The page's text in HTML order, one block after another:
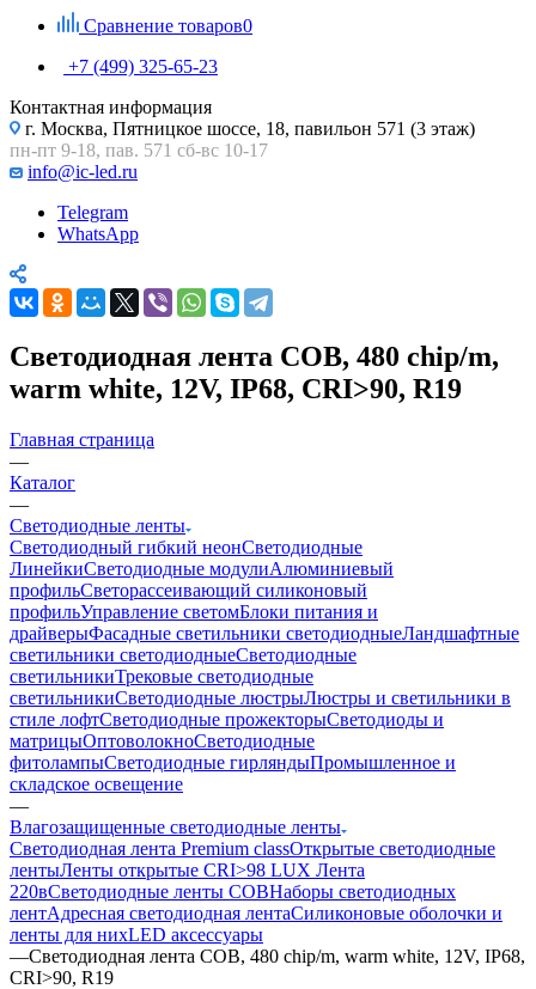
Сравнение товаров0
+7 (499) 325-65-23
Контактная информация
г. Москва, Пятницкое шоссе, 18, павильон 571 (3 этаж)
пн-пт 9-18, пав. 571 сб-вс 10-17
info@ic-led.ru
Telegram
WhatsApp
Светодиодная лента COB, 480 chip/m,
warm white, 12V, IP68, CRI>90, R19
Главная страница
—
Каталог
—
Светодиодные ленты
Светодиодный гибкий неонСветодиодные
ЛинейкиСветодиодные модулиАлюминиевый
профильСветорассеивающий силиконовый
профильУправление светомБлоки питания и
драйверыФасадные светильники светодиодныеЛандшафтные
светильники светодиодныеСветодиодные
светильникиТрековые светодиодные
светильникиСветодиодные люстрыЛюстры и светильники в
стиле лофтСветодиодные прожекторыСветодиоды и
матрицыОптоволокноСветодиодные
фитолампыСветодиодные гирляндыПромышленное и
складское освещение
—
Влагозащищенные светодиодные ленты
Светодиодная лента Premium classОткрытые светодиодные
лентыЛенты открытые CRI>98 LUX Лента
220вСветодиодные ленты COBНаборы светодиодных
лентАдресная светодиодная лентаСиликоновые оболочки и
ленты для нихLED аксессуары
—Светодиодная лента COB, 480 chip/m, warm white, 12V, IP68,
CRI>90, R19